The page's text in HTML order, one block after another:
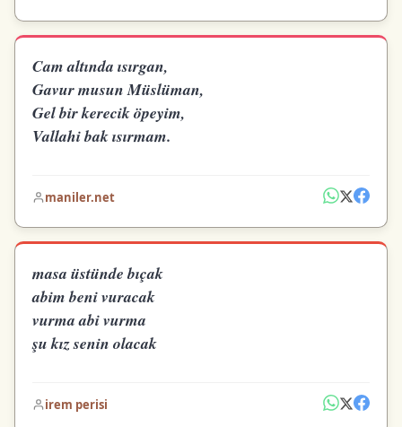
Cam altında ısırgan,
Gavur musun Müslüman,
Gel bir kerecik öpeyim,
Vallahi bak ısırmam.
maniler.net
masa üstünde bıçak
abim beni vuracak
vurma abi vurma
şu kız senin olacak
irem perisi